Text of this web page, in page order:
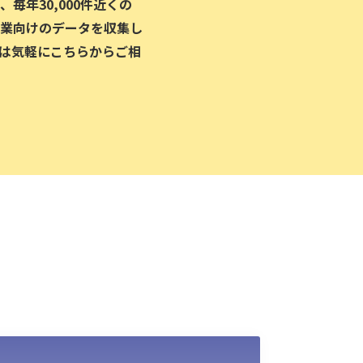
向けのデータを収集し
気軽にこちらからご相